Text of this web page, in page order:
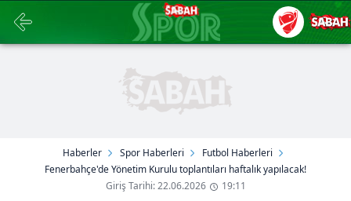
Haberler Spor Haberleri
Futbol Haberleri
Fenerbahçe'de Yönetim Kurulu toplantıları haftalık yapılacak!
Giriş Tarihi: 22.06.2026
19:11